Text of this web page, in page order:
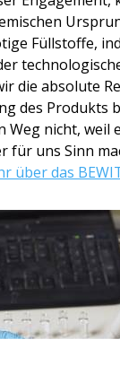
Füllstoffe,
die absolute
des Produkts
Weg nicht, weil
für uns Sinn
über das